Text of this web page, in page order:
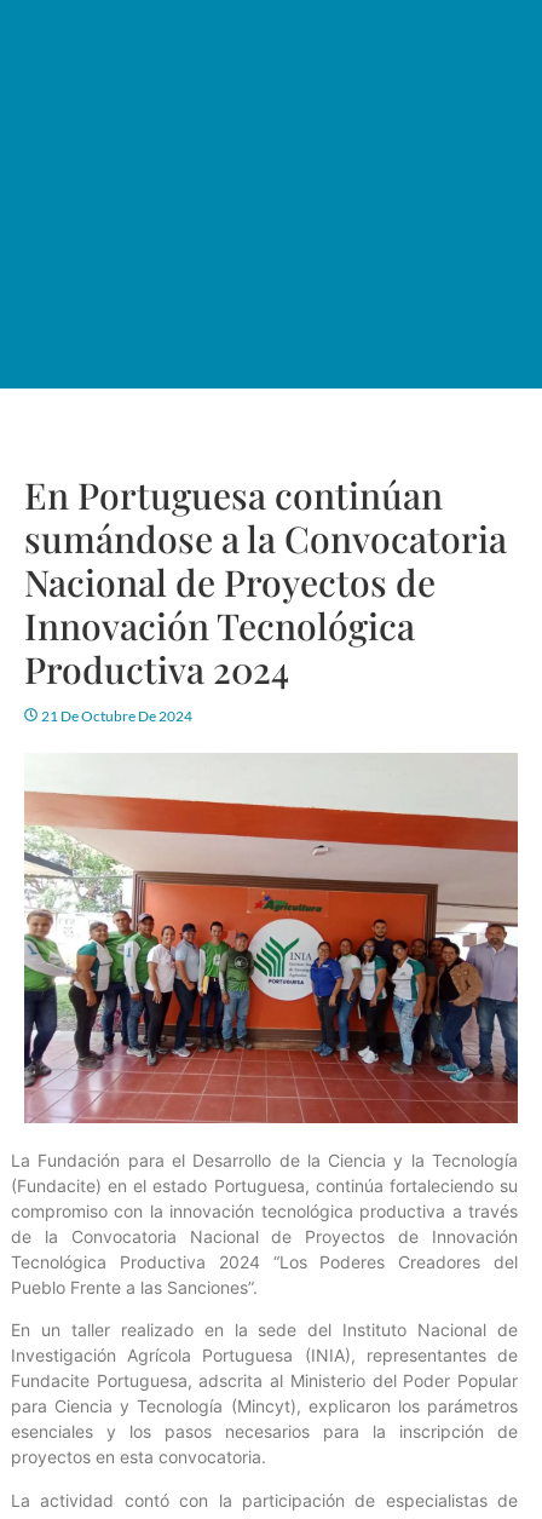
En Portuguesa continúan
sumándose a la Convocatoria
Nacional de Proyectos de
Innovación Tecnológica
Productiva 2024
21 De Octubre De 2024
La Fundación para el Desarrollo de la Ciencia y la Tecnología
(Fundacite) en el estado Portuguesa, continúa fortaleciendo su
compromiso con la innovación tecnológica productiva a través
de la Convocatoria Nacional de Proyectos de Innovación
Tecnológica Productiva 2024 “Los Poderes Creadores del
Pueblo Frente a las Sanciones”.
En un taller realizado en la sede del Instituto Nacional de
Investigación Agrícola Portuguesa (INIA), representantes de
Fundacite Portuguesa, adscrita al Ministerio del Poder Popular
para Ciencia y Tecnología (Mincyt), explicaron los parámetros
esenciales y los pasos necesarios para la inscripción de
proyectos en esta convocatoria.
La actividad contó con la participación de especialistas de